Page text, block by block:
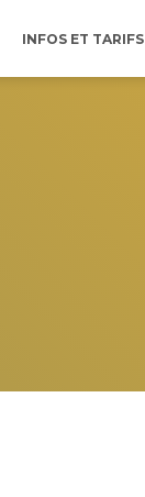
INFOS ET TARIFS